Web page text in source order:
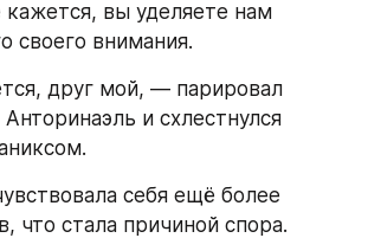
вы уделяете нам
своего внимания.
друг мой, — парировал
и схлестнулся
себя ещё более
что стала причиной спора.